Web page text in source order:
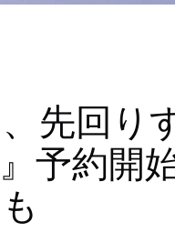
、先回
予約開